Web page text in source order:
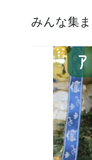
みんな集